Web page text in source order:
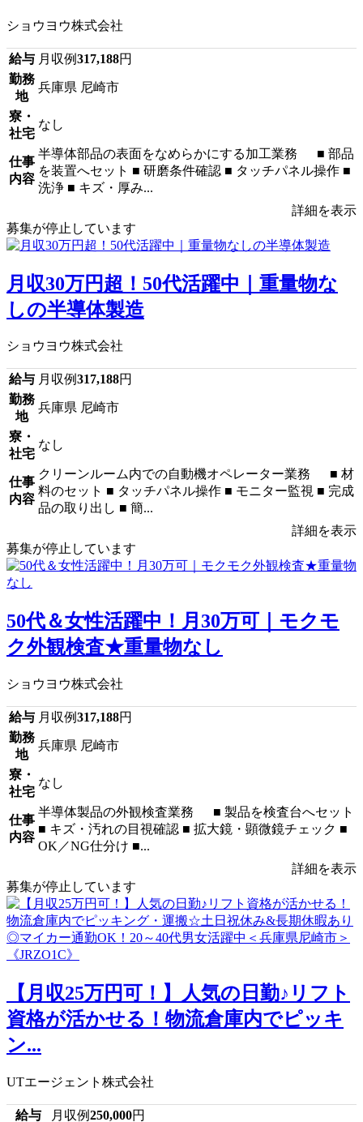
ショウヨウ株式会社
給与 月収例317,188円
勤務
地
兵庫県 尼崎市
寮・
社宅
なし
仕事
内容
半導体部品の表面をなめらかにする加工業務 ■ 部品
を装置へセット ■ 研磨条件確認 ■ タッチパネル操作 ■
洗浄 ■ キズ・厚み...
詳細を表示
募集が停止しています
月収30万円超！50代活躍中｜重量物な
しの半導体製造
ショウヨウ株式会社
給与 月収例317,188円
勤務
地
兵庫県 尼崎市
寮・
社宅
なし
仕事
内容
クリーンルーム内での自動機オペレーター業務 ■ 材
料のセット ■ タッチパネル操作 ■ モニター監視 ■ 完成
品の取り出し ■ 簡...
詳細を表示
募集が停止しています
50代＆女性活躍中！月30万可｜モクモ
ク外観検査★重量物なし
ショウヨウ株式会社
給与 月収例317,188円
勤務
地
兵庫県 尼崎市
寮・
社宅
なし
仕事
内容
半導体製品の外観検査業務 ■ 製品を検査台へセット
■ キズ・汚れの目視確認 ■ 拡大鏡・顕微鏡チェック ■
OK／NG仕分け ■...
詳細を表示
募集が停止しています
【月収25万円可！】人気の日勤♪リフト
資格が活かせる！物流倉庫内でピッキ
ン...
UTエージェント株式会社
給与 月収例250,000円